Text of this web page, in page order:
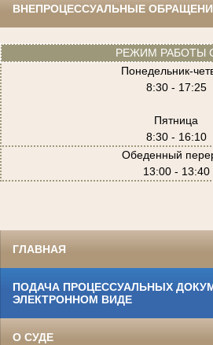
ВНЕПРОЦЕССУАЛЬНЫЕ
РЕЖИМ РАБОТЫ
Понедельник-
8:30 - 17:25
Пятница
8:30 - 16:10
Обеденный
13:00 - 13:40
ГЛАВНАЯ
ПОДАЧА ПРОЦЕССУАЛЬНЫХ
ЭЛЕКТРОННОМ ВИДЕ
О СУДЕ